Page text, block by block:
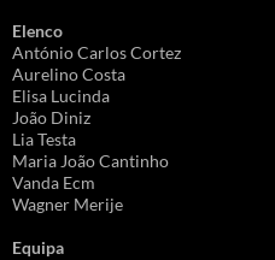
Elenco
António Carlos Cortez
Aurelino Costa
Elisa Lucinda
João Diniz
Lia Testa
Maria João Cantinho
Vanda Ecm
Wagner Merije
Equipa